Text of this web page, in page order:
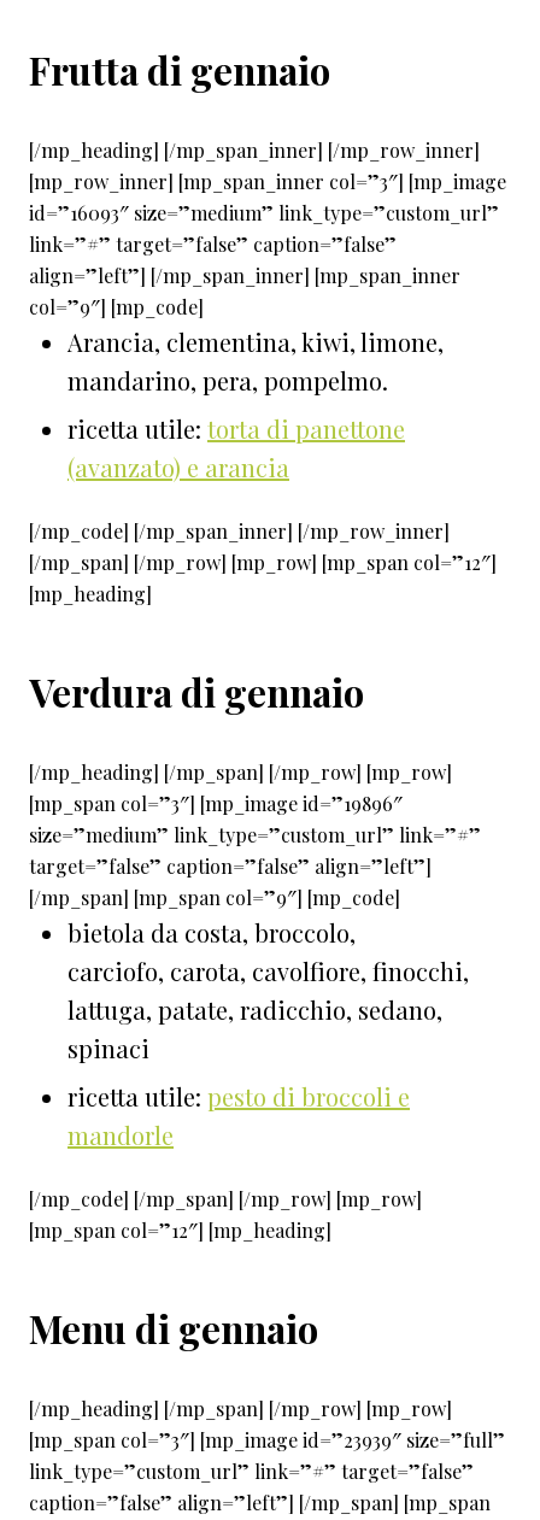
Frutta di gennaio
[/mp_heading] [/mp_span_inner] [/mp_row_inner]
[mp_row_inner] [mp_span_inner col=”3″] [mp_image
id=”16093″ size=”medium” link_type=”custom_url”
link=”#” target=”false” caption=”false”
align=”left”] [/mp_span_inner] [mp_span_inner
col=”9″] [mp_code]
Arancia, clementina, kiwi, limone,
mandarino, pera, pompelmo.
ricetta utile: torta di panettone
(avanzato) e arancia
[/mp_code] [/mp_span_inner] [/mp_row_inner]
[/mp_span] [/mp_row] [mp_row] [mp_span col=”12″]
[mp_heading]
Verdura di gennaio
[/mp_heading] [/mp_span] [/mp_row] [mp_row]
[mp_span col=”3″] [mp_image id=”19896″
size=”medium” link_type=”custom_url” link=”#”
target=”false” caption=”false” align=”left”]
[/mp_span] [mp_span col=”9″] [mp_code]
bietola da costa, broccolo,
carciofo, carota, cavolfiore, finocchi,
lattuga, patate, radicchio, sedano,
spinaci
ricetta utile: pesto di broccoli e
mandorle
[/mp_code] [/mp_span] [/mp_row] [mp_row]
[mp_span col=”12″] [mp_heading]
Menu di gennaio
[/mp_heading] [/mp_span] [/mp_row] [mp_row]
[mp_span col=”3″] [mp_image id=”23939″ size=”full”
link_type=”custom_url” link=”#” target=”false”
caption=”false” align=”left”] [/mp_span] [mp_span